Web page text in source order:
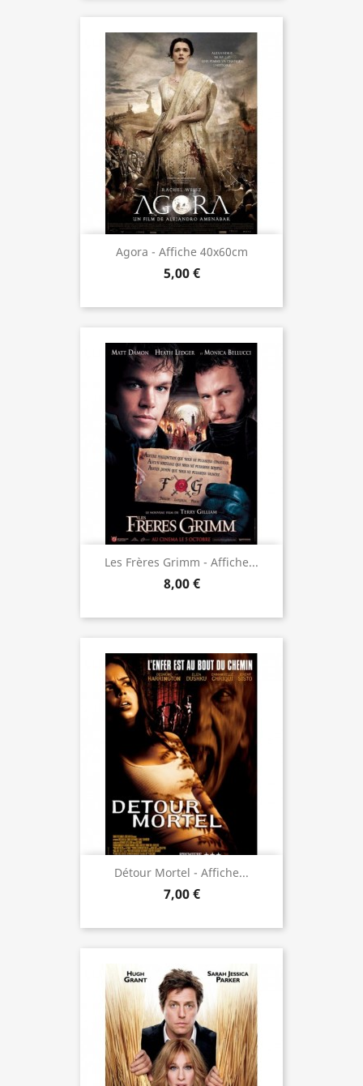
Agora - Affiche 40x60cm
5,00 €
Les Frères Grimm - Affiche...
8,00 €
Détour Mortel - Affiche...
7,00 €